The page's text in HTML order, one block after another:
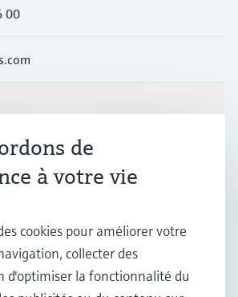
00
de
à votre vie
cookies pour améliorer votre
collecter des
d'optimiser la fonctionnalité du